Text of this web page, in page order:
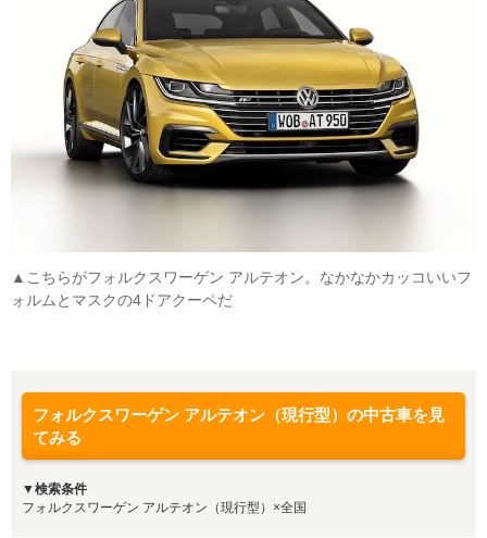
▲こちらがフォルクスワーゲン アルテオン。なかなかカッコいいフ
ォルムとマスクの4ドアクーペだ
フォルクスワーゲン アルテオン（現行型）の中古車を見
てみる
▼検索条件
フォルクスワーゲン アルテオン（現行型）×全国